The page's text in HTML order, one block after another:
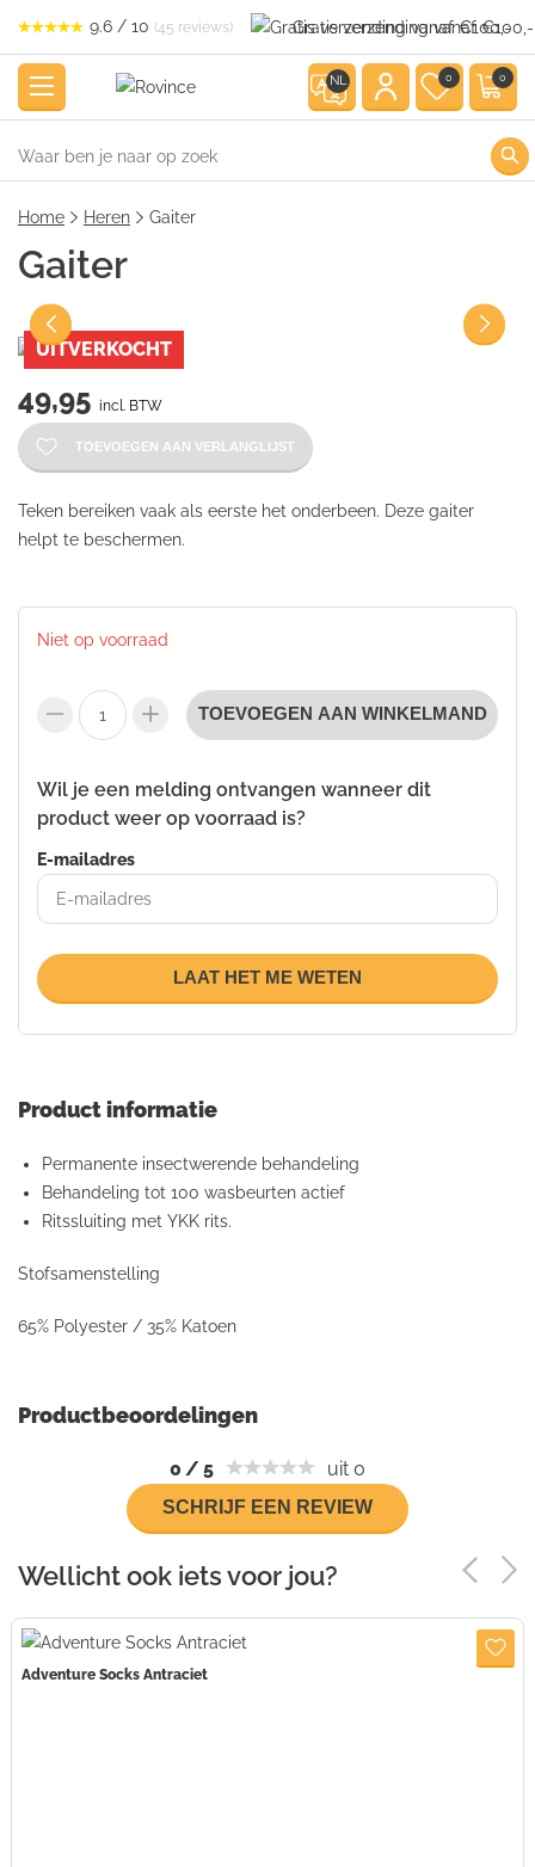
9.6 / 10 (45 reviews) Gratis verzending vanaf €100,-
NL 0 0
Home Heren Gaiter
Gaiter
UITVERKOCHT
49,95 incl. BTW
TOEVOEGEN AAN VERLANGLIJST
Teken bereiken vaak als eerste het onderbeen. Deze gaiter
helpt te beschermen.
Niet op voorraad
TOEVOEGEN AAN WINKELMAND
Wil je een melding ontvangen wanneer dit
product weer op voorraad is?
E-mailadres
LAAT HET ME WETEN
Product informatie
Permanente insectwerende behandeling
Behandeling tot 100 wasbeurten actief
Ritssluiting met YKK rits.
Stofsamenstelling
65% Polyester / 35% Katoen
Productbeoordelingen
0 / 5 uit 0
SCHRIJF EEN REVIEW
Wellicht ook iets voor jou?
Adventure Socks Antraciet